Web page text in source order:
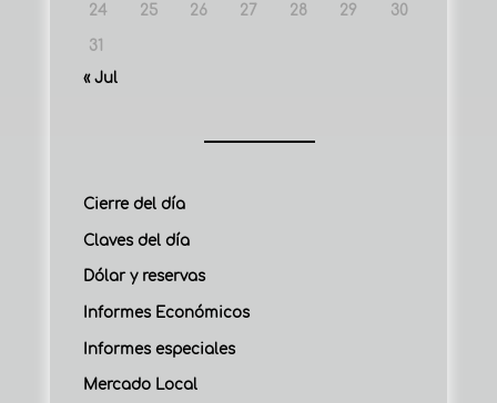
24 25 26 27 28 29 30
31
« Jul
Cierre del día
Claves del día
Dólar y reservas
Informes Económicos
Informes especiales
Mercado Local